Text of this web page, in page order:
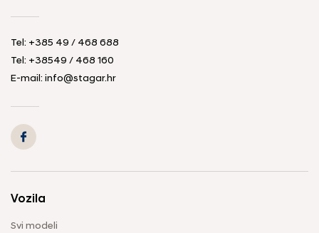
Tel: +385 49 / 468 688
Tel: +38549 / 468 160
E-mail: info@stagar.hr
Vozila
Svi modeli